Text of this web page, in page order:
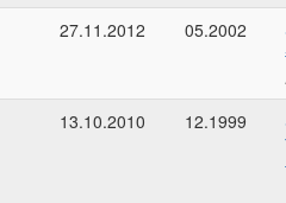
27.11.2012
05.2002
13.10.2010
12.1999